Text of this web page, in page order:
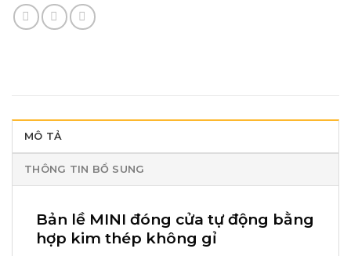
MÔ TẢ
THÔNG TIN BỔ SUNG
Bản lề MINI đóng cửa tự động bằng
hợp kim thép không gỉ